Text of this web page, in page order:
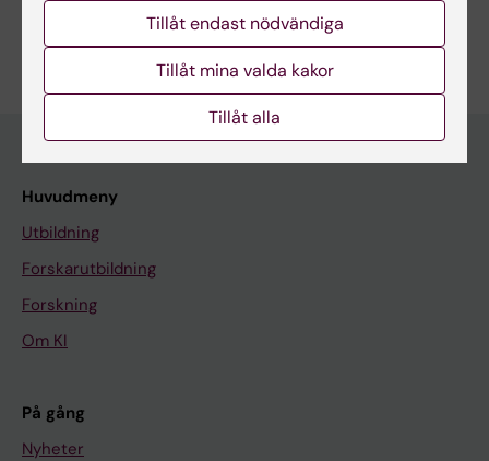
Är du Leo Kowalski?
Redigera din profil
Huvudmeny
Utbildning
Forskarutbildning
Forskning
Om KI
På gång
Nyheter
Tillåt endast nödvändiga
Tillåt mina valda kakor
Tillåt alla